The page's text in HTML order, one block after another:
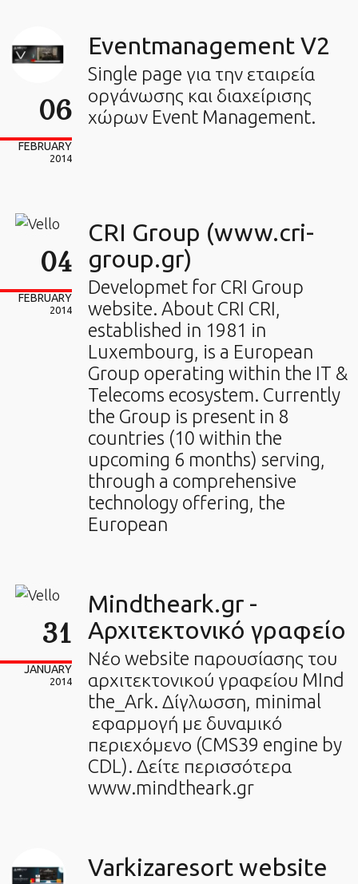
06
FEBRUARY
2014
Eventmanagement V2
Single page για την εταιρεία
οργάνωσης και διαχείρισης
χώρων Event Management.
04
FEBRUARY
2014
CRI Group (www.cri-
group.gr)
Developmet for CRI Group
website. About CRI CRI,
established in 1981 in
Luxembourg, is a European
Group operating within the IT &
Telecoms ecosystem. Currently
the Group is present in 8
countries (10 within the
upcoming 6 months) serving,
through a comprehensive
technology offering, the
European
31
JANUARY
2014
Mindtheark.gr -
Αρχιτεκτονικό γραφείο
Νέο website παρουσίασης του
αρχιτεκτονικού γραφείου MInd
the_Ark. Δίγλωσση, minimal
εφαρμογή με δυναμικό
περιεχόμενο (CMS39 engine by
CDL). Δείτε περισσότερα
www.mindtheark.gr
Varkizaresort website